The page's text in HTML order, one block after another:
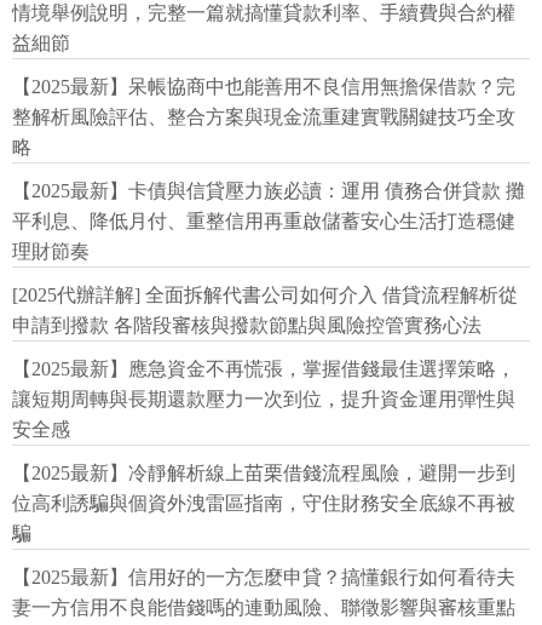
情境舉例說明，完整一篇就搞懂貸款利率、手續費與合約權
益細節
【2025最新】呆帳協商中也能善用不良信用無擔保借款？完
整解析風險評估、整合方案與現金流重建實戰關鍵技巧全攻
略
【2025最新】卡債與信貸壓力族必讀：運用 債務合併貸款 攤
平利息、降低月付、重整信用再重啟儲蓄安心生活打造穩健
理財節奏
[2025代辦詳解] 全面拆解代書公司如何介入 借貸流程解析從
申請到撥款 各階段審核與撥款節點與風險控管實務心法
【2025最新】應急資金不再慌張，掌握借錢最佳選擇策略，
讓短期周轉與長期還款壓力一次到位，提升資金運用彈性與
安全感
【2025最新】冷靜解析線上苗栗借錢流程風險，避開一步到
位高利誘騙與個資外洩雷區指南，守住財務安全底線不再被
騙
【2025最新】信用好的一方怎麼申貸？搞懂銀行如何看待夫
妻一方信用不良能借錢嗎的連動風險、聯徵影響與審核重點